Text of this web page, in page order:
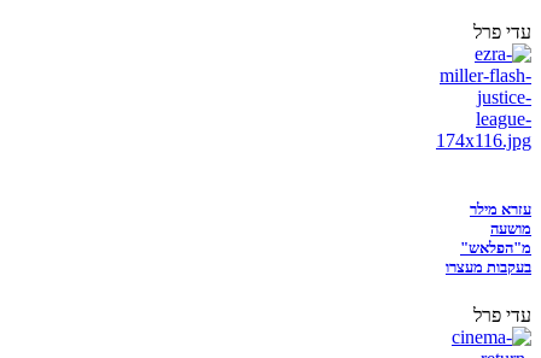
עדי פרל
עזרא מילר
מושעה
מ"הפלאש"
בעקבות מעצרו
עדי פרל